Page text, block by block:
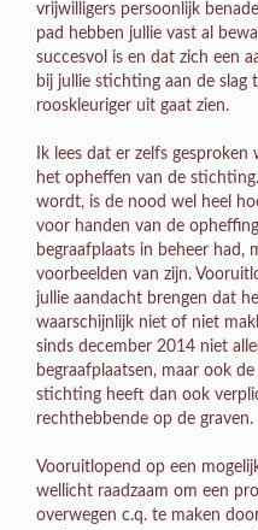
vrijwilligers persoonlijk
pad hebben jullie vast al
succesvol is en dat zich een
bij jullie stichting aan de slag
rooskleuriger uit gaat zien.
Ik lees dat er zelfs
het opheffen van de
wordt, is de nood wel heel
voor handen van de
begraafplaats in beheer had,
voorbeelden van zijn.
jullie aandacht brengen dat
waarschijnlijk niet of niet
sinds december 2014 niet
begraafplaatsen, maar ook
stichting heeft dan ook
rechthebbende op de graven.
Vooruitlopend op een
wellicht raadzaam om een
overwegen c.q. te maken